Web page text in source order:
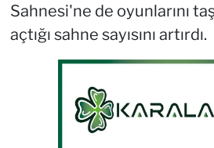
Sahnesi'ne de oyunlarını
açtığı sahne sayısını artırdı.